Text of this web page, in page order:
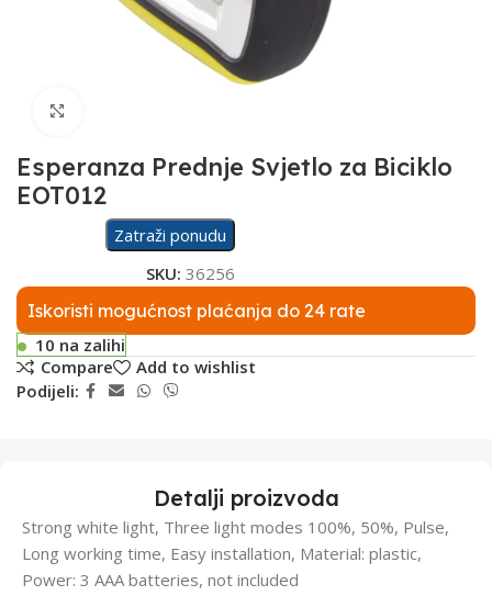
Esperanza Prednje Svjetlo za Biciklo
EOT012
Zatraži ponudu
SKU: 36256
Iskoristi mogućnost plaćanja do 24 rate
10 na zalihi
Compare
Add to wishlist
Podijeli:
Detalji proizvoda
Strong white light, Three light modes 100%, 50%, Pulse,
Long working time, Easy installation, Material: plastic,
Power: 3 AAA batteries, not included